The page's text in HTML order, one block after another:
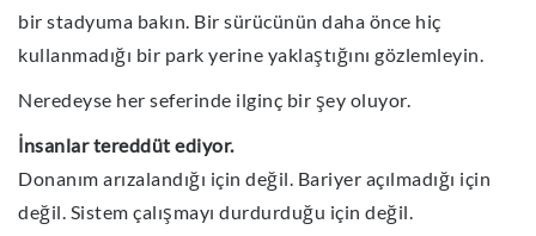
bir stadyuma bakın. Bir sürücünün daha önce hiç
kullanmadığı bir park yerine yaklaştığını gözlemleyin.
Neredeyse her seferinde ilginç bir şey oluyor.
İnsanlar tereddüt ediyor.
Donanım arızalandığı için değil. Bariyer açılmadığı için
değil. Sistem çalışmayı durdurduğu için değil.